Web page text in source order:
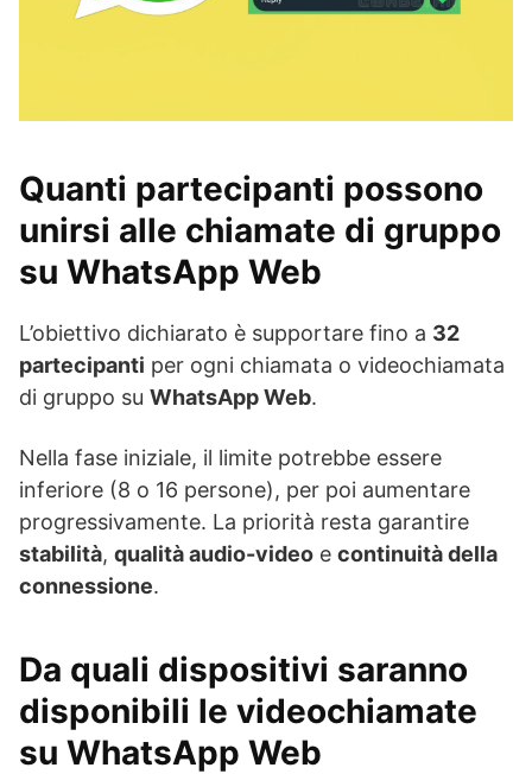
Quanti partecipanti possono
unirsi alle chiamate di gruppo
su WhatsApp Web
L’obiettivo dichiarato è supportare fino a 32
partecipanti per ogni chiamata o videochiamata
di gruppo su WhatsApp Web.
Nella fase iniziale, il limite potrebbe essere
inferiore (8 o 16 persone), per poi aumentare
progressivamente. La priorità resta garantire
stabilità, qualità audio-video e continuità della
connessione.
Da quali dispositivi saranno
disponibili le videochiamate
su WhatsApp Web